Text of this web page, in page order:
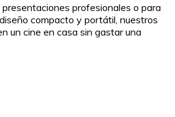
profesionales o para
compacto y portátil, nuestros
un cine en casa sin gastar una